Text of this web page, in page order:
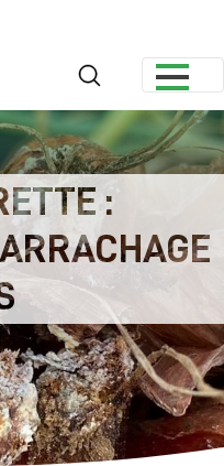
Ouvrir leMenu
: